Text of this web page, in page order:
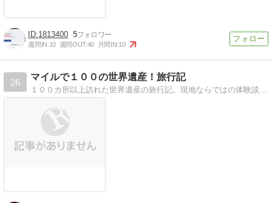
1813400 5
週間IN:10 週間OUT:40 月間IN:10
26
マイルで１００の世界遺産！旅行記